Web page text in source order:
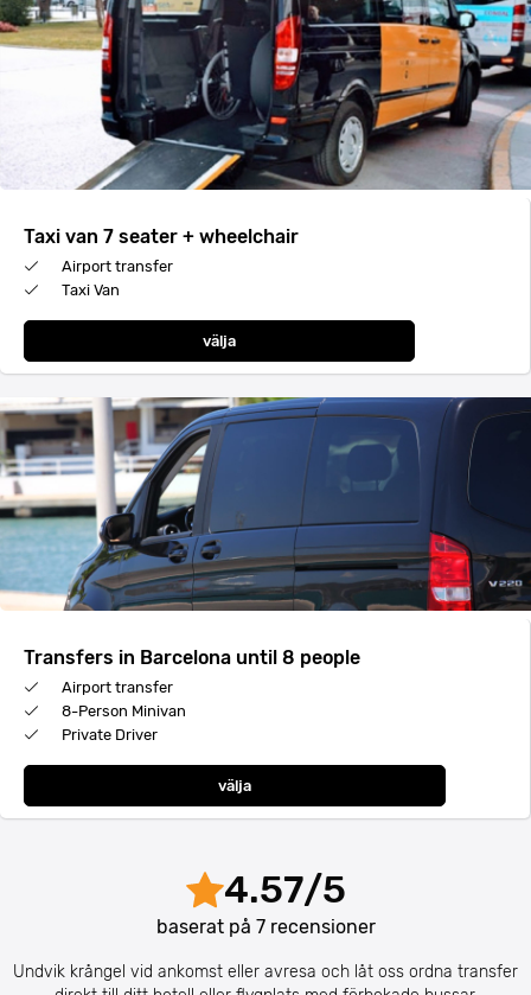
Taxi van 7 seater + wheelchair
Airport transfer
Taxi Van
välja
Transfers in Barcelona until 8 people
Airport transfer
8-Person Minivan
Private Driver
välja
4.57/5
baserat på 7recensioner
Undvik krångel vid ankomst eller avresa och låt oss ordna transfer